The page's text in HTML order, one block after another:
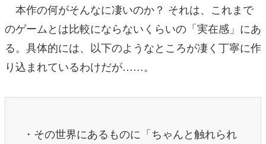
本作の何がそんなに凄いのか？ それは、これまで
のゲームとは比較にならないくらいの「実在感」にあ
る。具体的には、以下のようなところが凄く丁寧に作
り込まれているわけだが……。
・その世界にあるものに「ちゃんと触れられ